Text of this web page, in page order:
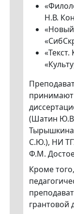
Н.В.
«Новый
принимают
(Шатин
Тырышкина
С.Ю.), НИ
Ф.М.
Кроме
грантовой